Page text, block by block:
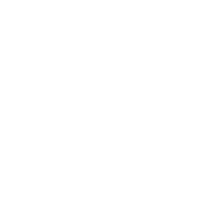
DORUČIT DO: